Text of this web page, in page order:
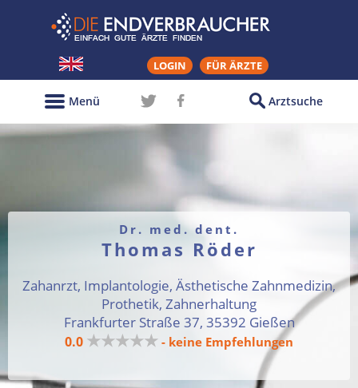
LOGIN FÜR ÄRZTE
Arztsuche
Menü
Dr. med. dent.
Thomas Röder
Zahanrzt, Implantologie, Ästhetische Zahnmedizin,
Prothetik, Zahnerhaltung
Frankfurter Straße 37, 35392 Gießen
0.0 ★★★★★ - keine Empfehlungen